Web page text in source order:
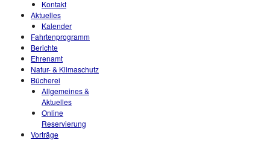
Kontakt
Aktuelles
Kalender
Fahrtenprogramm
Berichte
Ehrenamt
Natur- & Klimaschutz
Bücherei
Allgemeines &
Aktuelles
Online
Reservierung
Vorträge